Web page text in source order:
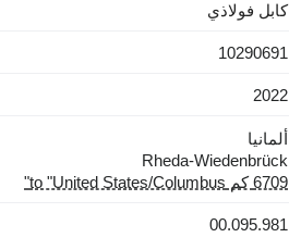
كابل فولاذي
10290691
2022
ألمانيا
Rheda-Wiedenbrück
6709 كم to "United States/Columbus"
00.095.981